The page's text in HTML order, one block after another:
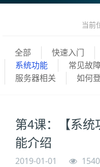
当前
全部 快速入门
系统功能
常见故
服务器相关
如何
第4课：【系统
能介绍
2019-01-01 1540